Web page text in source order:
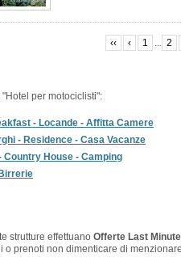
‹‹ ‹ 1 ... 2
per motociclisti":
- Locande - Affitta Camere
- Residence - Casa Vacanze
House - Camping
strutture effettuano Offerte Last Minute
o prenoti non dimenticare di